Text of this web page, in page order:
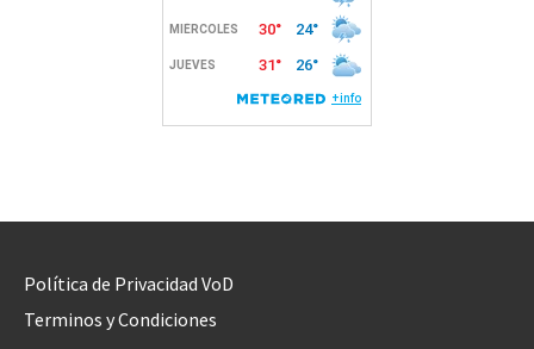
Política de Privacidad VoD
Terminos y Condiciones